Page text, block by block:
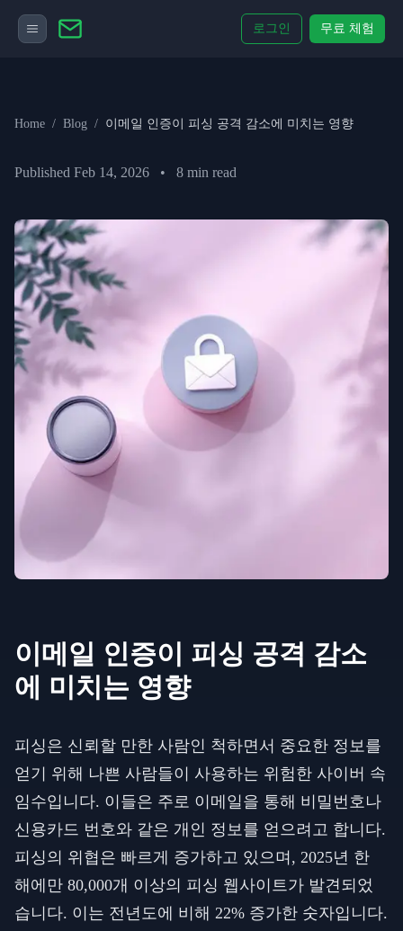
로그인 무료 체험
Home / Blog / 이메일 인증이 피싱 공격 감소에 미치는 영향
Published Feb 14, 2026 • 8 min read
이메일 인증이 피싱 공격 감소
에 미치는 영향
피싱은 신뢰할 만한 사람인 척하면서 중요한 정보를
얻기 위해 나쁜 사람들이 사용하는 위험한 사이버 속
임수입니다. 이들은 주로 이메일을 통해 비밀번호나
신용카드 번호와 같은 개인 정보를 얻으려고 합니다.
피싱의 위협은 빠르게 증가하고 있으며, 2025년 한
해에만 80,000개 이상의 피싱 웹사이트가 발견되었
습니다. 이는 전년도에 비해 22% 증가한 숫자입니다.